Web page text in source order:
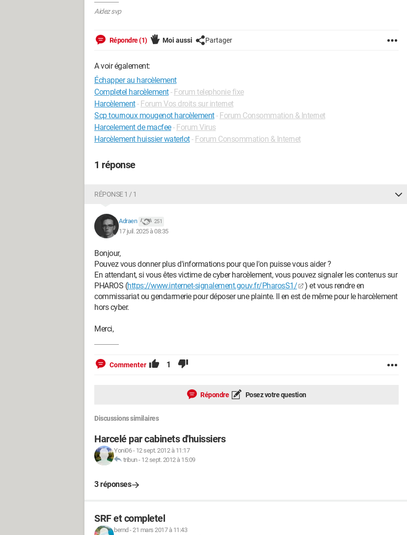
Aidez svp
Répondre (1) Moi aussi Partager
A voir également:
Échapper au harcèlement
Completel harcèlement- Forum telephonie fixe
Harcèlement- Forum Vos droits sur internet
Scp tournoux mougenot harcèlement- Forum Consommation & Internet
Harcelement de macfee- Forum Virus
Harcèlement huissier waterlot- Forum Consommation & Internet
1 réponse
RÉPONSE 1 / 1
Adraen 251
17 juil. 2025 à 08:35
Bonjour,
Pouvez vous donner plus d'informations pour que l'on puisse vous aider ?
En attendant, si vous êtes victime de cyber harcèlement, vous pouvez signaler les contenus sur
PHAROS (https://www.internet-signalement.gouv.fr/PharosS1/
) et vous rendre en
commissariat ou gendarmerie pour déposer une plainte. Il en est de même pour le harcèlement
hors cyber.
Merci,
Commenter 1
Répondre Posez votre question
Discussions similaires
Harcelé par cabinets d'huissiers
Yoni06- 12 sept. 2012 à 11:17
tribun- 12 sept. 2012 à 15:09
3 réponses
SRF et completel
bernd -21 mars 2017 à 11:43